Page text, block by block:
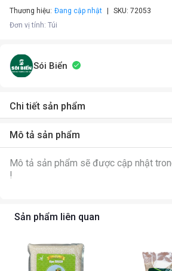
Thương hiệu: Đang cập nhật SKU: 72053
Đơn vị tính: Túi
Sói Biển
Chi tiết sản phẩm
Mô tả sản phẩm
Mô tả sản phẩm sẽ được cập nhật
!
Sản phẩm liên quan